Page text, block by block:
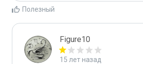
Полезный
Figure10
15 лет назад